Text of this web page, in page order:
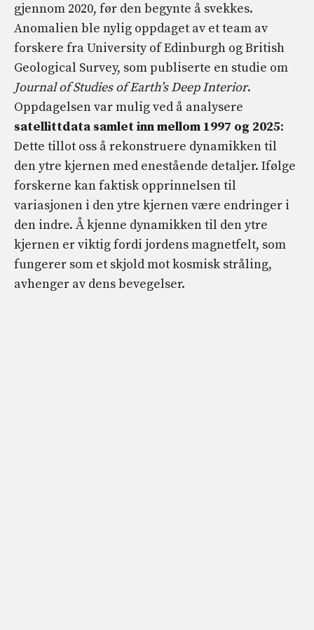
gjennom 2020, før den begynte å svekkes.
Anomalien ble nylig oppdaget av et team av
forskere fra University of Edinburgh og British
Geological Survey, som publiserte en studie om
Journal of Studies of Earth’s Deep Interior.
Oppdagelsen var mulig ved å analysere
satellittdata samlet inn mellom 1997 og 2025:
Dette tillot oss å rekonstruere dynamikken til
den ytre kjernen med enestående detaljer. Ifølge
forskerne kan faktisk opprinnelsen til
variasjonen i den ytre kjernen være endringer i
den indre. Å kjenne dynamikken til den ytre
kjernen er viktig fordi jordens magnetfelt, som
fungerer som et skjold mot kosmisk stråling,
avhenger av dens bevegelser.